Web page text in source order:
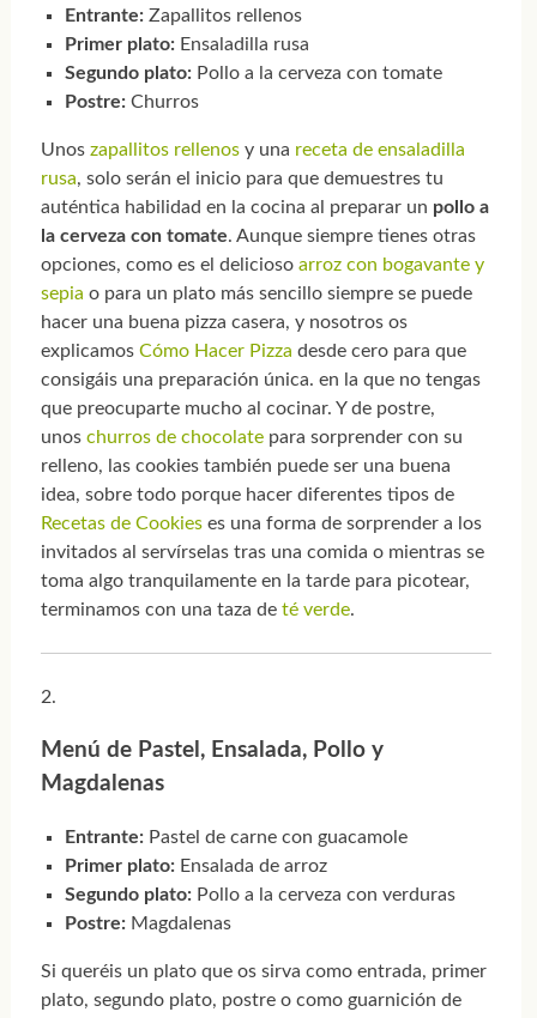
Entrante: Zapallitos rellenos
Primer plato: Ensaladilla rusa
Segundo plato: Pollo a la cerveza con tomate
Postre: Churros
Unos zapallitos rellenosy una receta de ensaladilla
rusa, solo serán el inicio para que demuestres tu
auténtica habilidad en la cocina al preparar un pollo a
la cerveza con tomate. Aunque siempre tienes otras
opciones, como es el delicioso arroz con bogavante y
sepia o para un plato más sencillo siempre se puede
hacer una buena pizza casera, y nosotros os
explicamos Cómo Hacer Pizza desde cero para que
consigáis una preparación única. en la que no tengas
que preocuparte mucho al cocinar. Y de postre,
unos churros de chocolatepara sorprender con su
relleno, las cookies también puede ser una buena
idea, sobre todo porque hacer diferentes tipos de
Recetas de Cookieses una forma de sorprender a los
invitados al servírselas tras una comida o mientras se
toma algo tranquilamente en la tarde para picotear,
terminamos con una taza de té verde.
Menú de Pastel, Ensalada, Pollo y
Magdalenas
Entrante: Pastel de carne con guacamole
Primer plato: Ensalada de arroz
Segundo plato: Pollo a la cerveza con verduras
Postre: Magdalenas
Si queréis un plato que os sirva como entrada, primer
plato, segundo plato, postre o como guarnición de